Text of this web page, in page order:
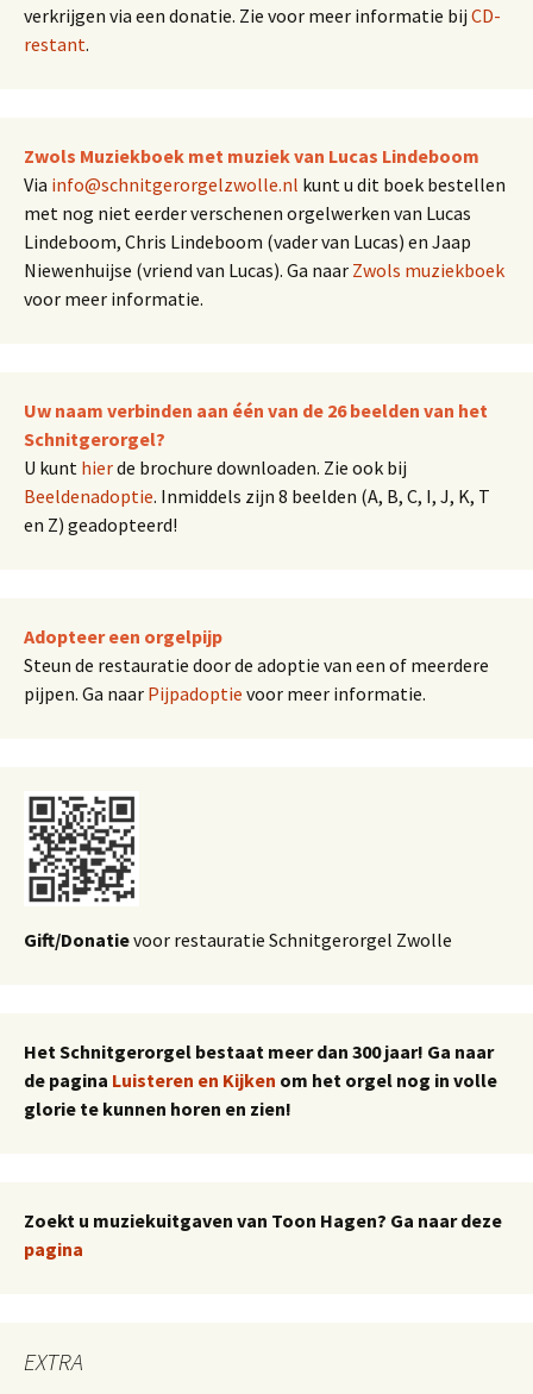
verkrijgen via een donatie. Zie voor meer informatie bij CD-
restant.
Zwols Muziekboek met muziek van Lucas Lindeboom
Via info@schnitgerorgelzwolle.nl kunt u dit boek bestellen
met nog niet eerder verschenen orgelwerken van Lucas
Lindeboom, Chris Lindeboom (vader van Lucas) en Jaap
Niewenhuijse (vriend van Lucas). Ga naar Zwols muziekboek
voor meer informatie.
Uw naam verbinden aan één van de 26 beelden van het
Schnitgerorgel?
U kunt hierde brochure downloaden. Zie ook bij
Beeldenadoptie. Inmiddels zijn 8 beelden (A, B, C, I, J, K, T
en Z) geadopteerd!
Adopteer een orgelpijp
Steun de restauratie door de adoptie van een of meerdere
pijpen. Ga naar Pijpadoptie voor meer informatie.
Gift/Donatievoor restauratie Schnitgerorgel Zwolle
Het Schnitgerorgel bestaat meer dan 300 jaar! Ga naar
de pagina Luisteren en Kijken om het orgel nog in volle
glorie te kunnen horen en zien!
Zoekt u muziekuitgaven van Toon Hagen? Ga naar deze
pagina
EXTRA